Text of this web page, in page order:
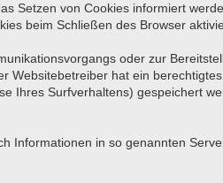
Setzen von Cookies informiert
beim Schließen des Browser
oder zur
Websitebetreiber hat ein
Ihres Surfverhaltens) gespeichert
Informationen in so genannten